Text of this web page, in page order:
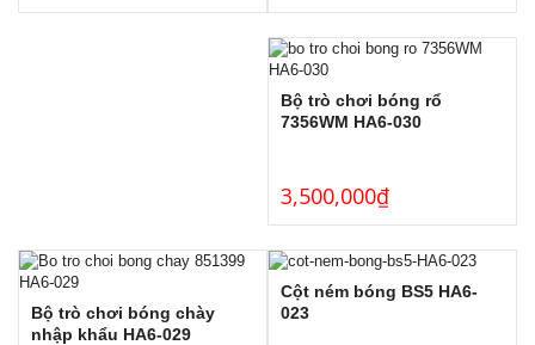
Bộ trò chơi bóng rổ
7356WM HA6-030
3,500,000₫
Bộ trò chơi bóng chày
nhập khẩu HA6-029
Cột ném bóng BS5 HA6-
023